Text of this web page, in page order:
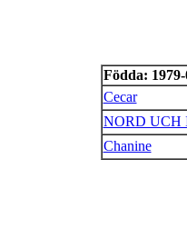
Födda:
Cecar
NORD UCH
Chanine